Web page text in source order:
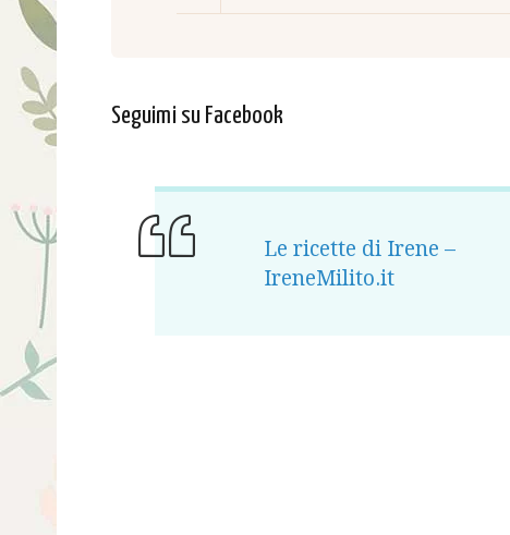
Seguimi su Facebook
Le ricette di Irene –
IreneMilito.it